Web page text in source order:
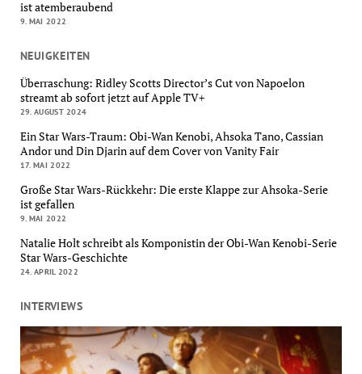
ist atemberaubend
9. MAI 2022
NEUIGKEITEN
Überraschung: Ridley Scotts Director’s Cut von Napoelon
streamt ab sofort jetzt auf Apple TV+
29. AUGUST 2024
Ein Star Wars-Traum: Obi-Wan Kenobi, Ahsoka Tano, Cassian
Andor und Din Djarin auf dem Cover von Vanity Fair
17. MAI 2022
Große Star Wars-Rückkehr: Die erste Klappe zur Ahsoka-Serie
ist gefallen
9. MAI 2022
Natalie Holt schreibt als Komponistin der Obi-Wan Kenobi-Serie
Star Wars-Geschichte
24. APRIL 2022
INTERVIEWS